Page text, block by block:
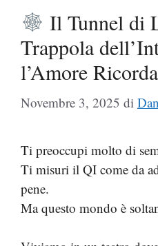
Il Tunnel di
Trappola
l’Amore Ricorda
Novembre 3, 2025 di
Ti preoccupi molto di
Ti misuri il QI come da
pene.
Ma questo mondo è